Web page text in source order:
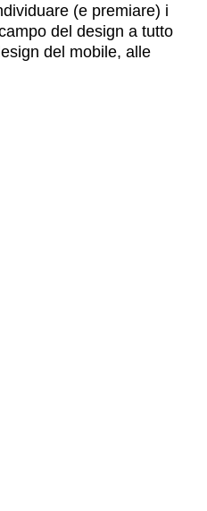
(e premiare) i
del design a tutto
del mobile, alle